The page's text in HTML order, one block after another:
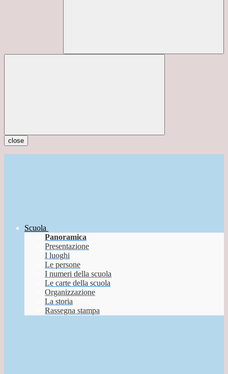
close
Scuola
Panoramica
Presentazione
I luoghi
Le persone
I numeri della scuola
Le carte della scuola
Organizzazione
La storia
Rassegna stampa